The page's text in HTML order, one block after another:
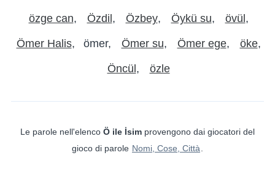
özge can Özdil Özbey Öykü su övül
Ömer Halis ömer Ömer su Ömer ege öke
Öncül özle
Le parole nell'elenco Ö ile İsim provengono dai giocatori del
gioco di parole Nomi, Cose, Città